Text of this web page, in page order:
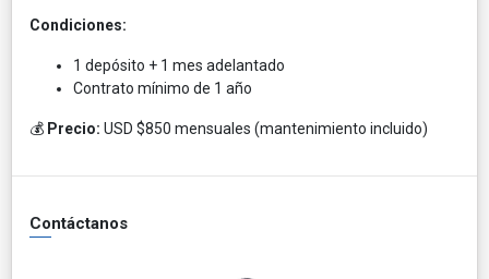
Condiciones:
1 depósito + 1 mes adelantado
Contrato mínimo de 1 año
💰 Precio: USD $850 mensuales (mantenimiento incluido)
Contáctanos